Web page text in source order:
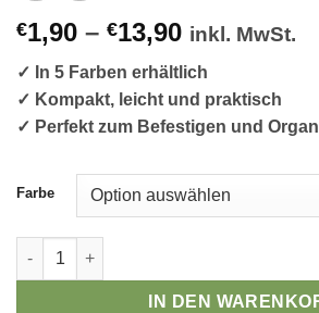
€1,90 – €13,90
bis
€13,90
inkl. MwSt.
✓ In 5 Farben erhältlich
✓ Kompakt, leicht und praktisch
✓ Perfekt zum Befestigen und
Farbe
Mini-Karabiner Menge
IN DEN